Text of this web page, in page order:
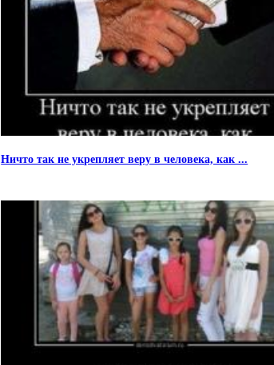
Ничто так не укрепляет веру в человека, как ...